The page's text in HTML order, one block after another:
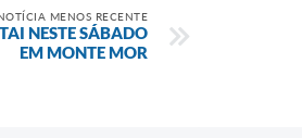
MENOS RECENTE
NESTE SÁBADO
EM MONTE MOR